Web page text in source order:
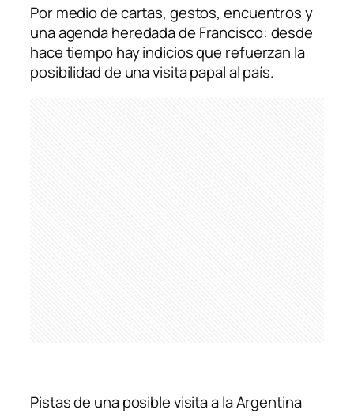
Por medio de cartas, gestos, encuentros y
una agenda heredada de Francisco: desde
hace tiempo hay indicios que refuerzan la
posibilidad de una visita papal al país.
Pistas de una posible visita a la Argentina